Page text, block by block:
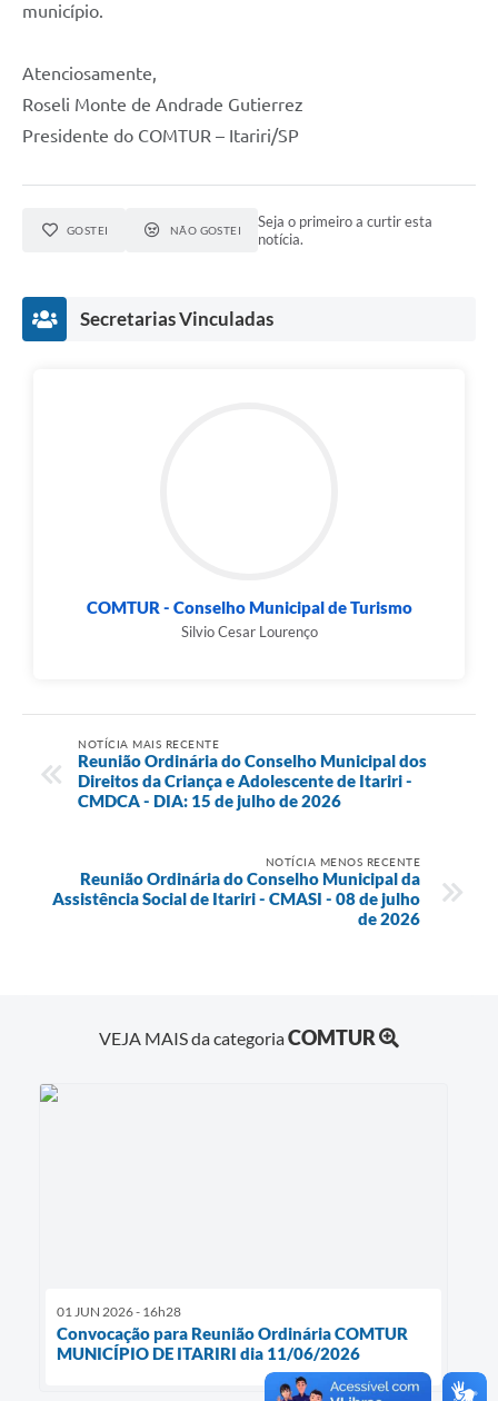
município.
Atenciosamente,
Roseli Monte de Andrade Gutierrez
Presidente do COMTUR – Itariri/SP
GOSTEI NÃO GOSTEI
Seja o primeiro a curtir esta
notícia.
Secretarias Vinculadas
COMTUR - Conselho Municipal de Turismo
Silvio Cesar Lourenço
NOTÍCIA MAIS RECENTE
Reunião Ordinária do Conselho Municipal dos
Direitos da Criança e Adolescente de Itariri -
CMDCA - DIA: 15 de julho de 2026
NOTÍCIA MENOS RECENTE
Reunião Ordinária do Conselho Municipal da
Assistência Social de Itariri - CMASI - 08 de julho
de 2026
VEJA MAIS da categoriaCOMTUR
01 JUN 2026 - 16h28
Convocação para Reunião Ordinária COMTUR
MUNICÍPIO DE ITARIRI dia 11/06/2026